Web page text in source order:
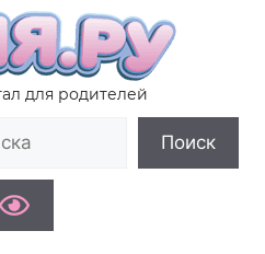
для родителей
Поиск